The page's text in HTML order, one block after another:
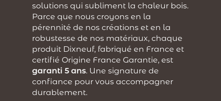
solutions qui subliment la chaleur bois.
Parce que nous croyons en la
pérennité de nos créations et en la
robustesse de nos matériaux, chaque
produit Dixneuf, fabriqué en France et
certifié Origine France Garantie, est
garanti 5 ans. Une signature de
confiance pour vous accompagner
durablement.